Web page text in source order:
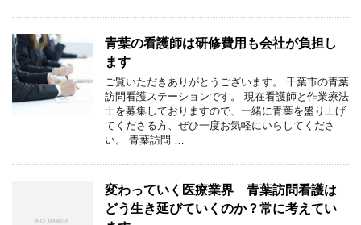
青葉の看護師は研修費用も会社が負担し
ます
ご覧いただきありがとうございます。 千葉市の青葉
訪問看護ステーションです。 現在看護師と作業療法
士を募集しておりますので、一緒に青葉を盛り上げ
てくださる方、ぜひ一度お気軽にいらしてくださ
い。 青葉訪問 …
変わっていく医療業界 青葉訪問看護は
どう生き延びていくのか？常に考えてい